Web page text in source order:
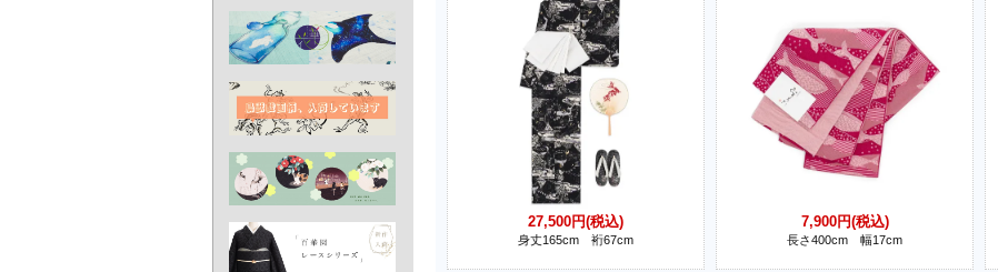
27,500円(税込)
身丈165cm 裄67cm
7,900円(税込)
長さ400cm 幅17cm